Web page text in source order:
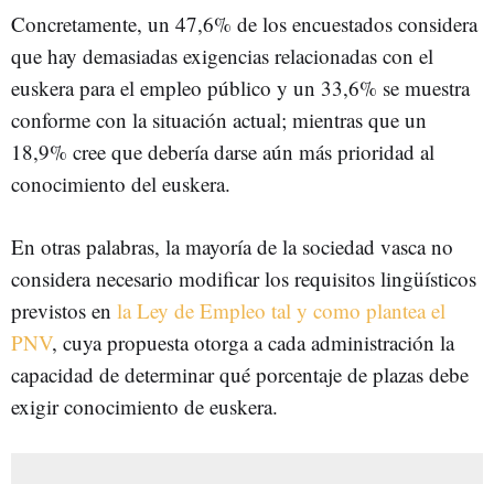
Concretamente, un 47,6% de los encuestados considera
que hay demasiadas exigencias relacionadas con el
euskera para el empleo público y un 33,6% se muestra
conforme con la situación actual; mientras que un
18,9% cree que debería darse aún más prioridad al
conocimiento del euskera.
En otras palabras, la mayoría de la sociedad vasca no
considera necesario modificar los requisitos lingüísticos
previstos en la Ley de Empleo tal y como plantea el
PNV, cuya propuesta otorga a cada administración la
capacidad de determinar qué porcentaje de plazas debe
exigir conocimiento de euskera.